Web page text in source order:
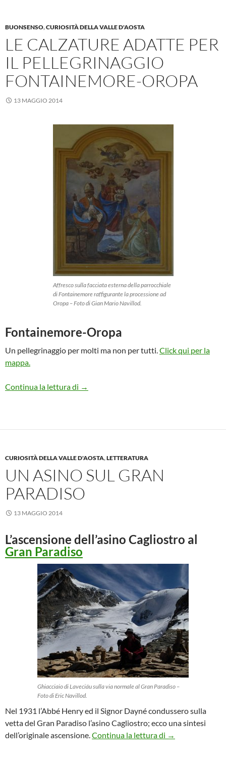
BUONSENSO,CURIOSITÀ DELLA VALLE D'AOSTA
LE CALZATURE ADATTE PER
IL PELLEGRINAGGIO
FONTAINEMORE-OROPA
13 MAGGIO 2014
Affresco sulla facciata esterna della parrocchiale
di Fontainemore raffigurante la processione ad
Oropa – Foto di Gian Mario Navillod.
Fontainemore-Oropa
Un pellegrinaggio per molti ma non per tutti.Click qui per la
mappa.
Continua la lettura di Le calzature adatte per il pellegrinaggio
→
CURIOSITÀ DELLA VALLE D'AOSTA,LETTERATURA
UN ASINO SUL GRAN
PARADISO
13 MAGGIO 2014
L’ascensione dell’asino Cagliostro al
Gran Paradiso
Ghiacciaio di Laveciäu sulla via normale al Gran Paradiso –
Foto di Eric Navillod.
Nel 1931 l’Abbé Henry ed il Signor Dayné condussero sulla
vetta del Gran Paradiso l’asino Cagliostro; ecco una sintesi
dell’originale ascensione.Continua la lettura di Un asino sul
→